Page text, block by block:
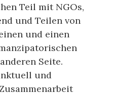
Teil mit NGOs,
und Teilen von
und einen
Seite.
und